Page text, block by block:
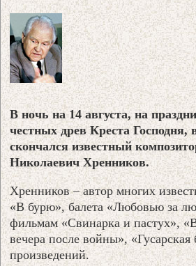
В ночь на 14 августа, на
честных древ Креста Господня,
скончался известный
Николаевич Хренников.
Хренников – автор многих
«В бурю», балета «Любовью за
фильмам «Свинарка и пастух»,
вечера после войны», «Гусарская
произведений.